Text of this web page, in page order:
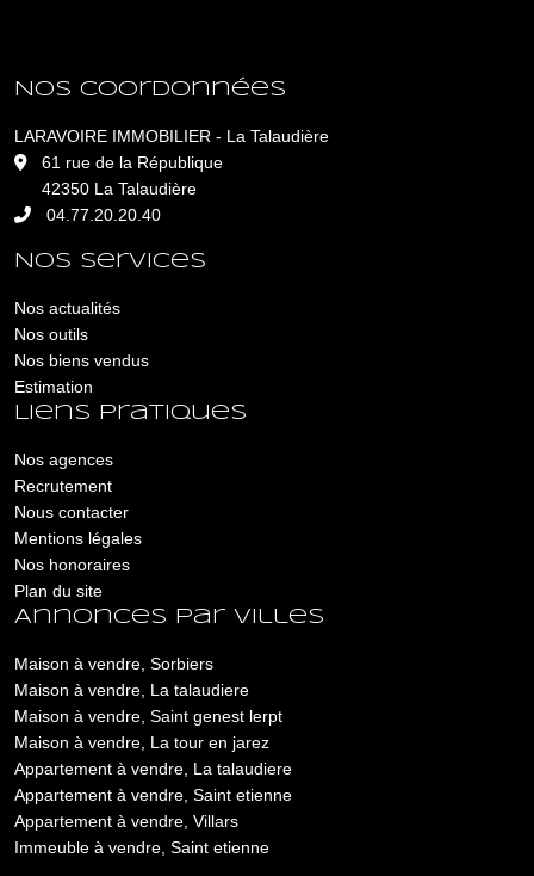
Nos coordonnées
LARAVOIRE IMMOBILIER - La Talaudière
61 rue de la République
42350 La Talaudière
04.77.20.20.40
Nos services
Nos actualités
Nos outils
Nos biens vendus
Estimation
Liens pratiques
Nos agences
Recrutement
Nous contacter
Mentions légales
Nos honoraires
Plan du site
Annonces par villes
Maison à vendre, Sorbiers
Maison à vendre, La talaudiere
Maison à vendre, Saint genest lerpt
Maison à vendre, La tour en jarez
Appartement à vendre, La talaudiere
Appartement à vendre, Saint etienne
Appartement à vendre, Villars
Immeuble à vendre, Saint etienne